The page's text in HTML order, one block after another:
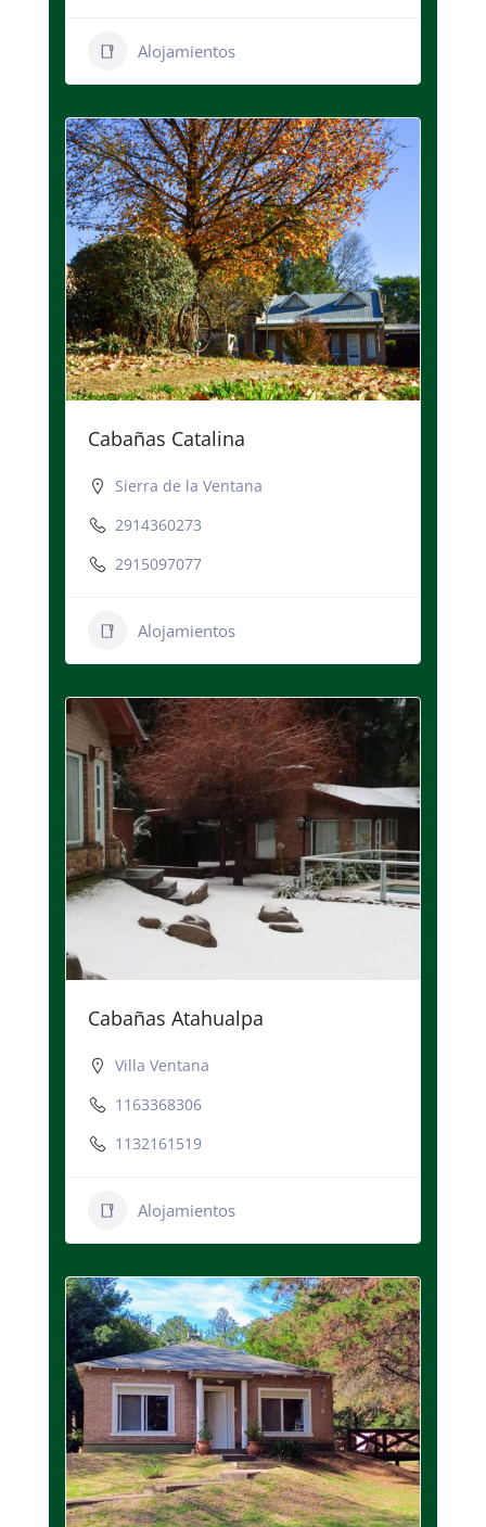
Alojamientos
Cabañas Catalina
Sierra de la Ventana
2914360273
2915097077
Alojamientos
Cabañas Atahualpa
Villa Ventana
1163368306
1132161519
Alojamientos